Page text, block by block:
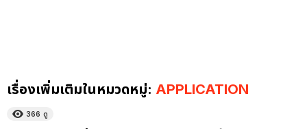
เรื่องเพิ่มเติมในหมวดหมู่: APPLICATION
366 ดู